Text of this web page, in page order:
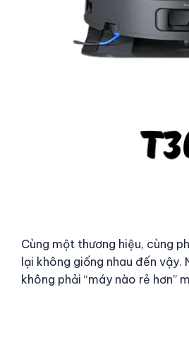
Cùng một thương hiệu, cùng
lại không giống nhau đến
không phải “máy nào rẻ hơn”